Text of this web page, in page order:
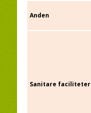
Anden
Sanitare faciliteter